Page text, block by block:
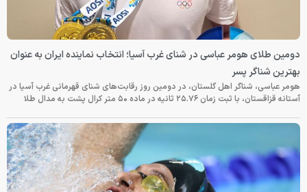
دومین طلای هومر عباسی در شنای غرب آسیا؛ انتخاب نماینده ایران به عنوان
بهترین شناگر پسر
هومر عباسی، شناگر اهل گلستان، در دومین روز رقابت‌های شنای قهرمانی غرب آسیا در
آستانه قزاقستان، با ثبت زمان ۲۵.۷۶ ثانیه در ماده ۵۰ متر کرال پشت به مدال طلا